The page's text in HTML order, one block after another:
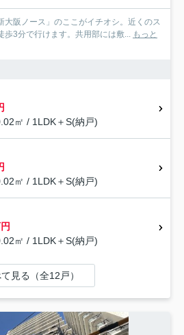
大阪ノース」のここがイチオシ。近くのス
歩3分で行けます。共用部には敷... もっと
㎡ / 1LDK＋S(納戸)
㎡ / 1LDK＋S(納戸)
㎡ / 1LDK＋S(納戸)
見る（全12戸）